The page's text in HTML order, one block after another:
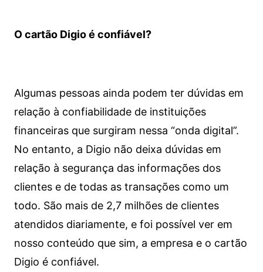
O cartão Digio é confiável?
Algumas pessoas ainda podem ter dúvidas em
relação à confiabilidade de instituições
financeiras que surgiram nessa “onda digital”.
No entanto, a Digio não deixa dúvidas em
relação à segurança das informações dos
clientes e de todas as transações como um
todo. São mais de 2,7 milhões de clientes
atendidos diariamente, e foi possível ver em
nosso conteúdo que sim, a empresa e o cartão
Digio é confiável.